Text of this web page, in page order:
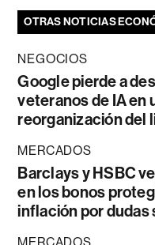
OTRAS NOTICIAS
NEGOCIOS
Google pierde a
veteranos de IA en
reorganización del
MERCADOS
Barclays y HSBC
en los bonos
inflación por dudas